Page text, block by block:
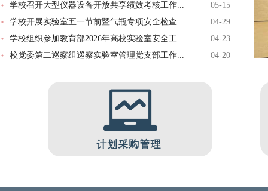
学校召开大型仪器设备开放共享绩效考核工作...
05-15
学校开展实验室五一节前暨气瓶专项安全检查
04-29
学校组织参加教育部2026年高校实验室安全工...
04-23
校党委第二巡察组巡察实验室管理党支部工作...
04-20